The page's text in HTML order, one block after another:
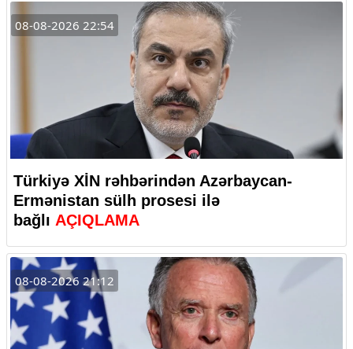
08-08-2026 22:54
Türkiyə XİN rəhbərindən Azərbaycan-
Ermənistan sülh prosesi ilə
bağlı AÇIQLAMA
08-08-2026 21:12